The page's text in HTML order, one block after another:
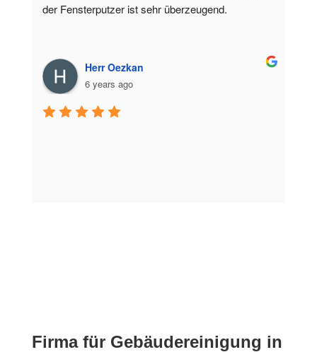
der Fensterputzer ist sehr überzeugend.
Herr Oezkan
6 years ago
Firma für Gebäudereinigung in